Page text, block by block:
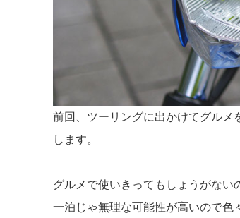
前回、ツーリングに出かけてグルメ
します。
グルメで使いきってもしょうがない
一泊じゃ無理な可能性が高いので色